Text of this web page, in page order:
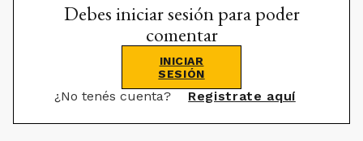
Debes iniciar sesión para poder
comentar
INICIAR
SESIÓN
¿No tenés cuenta? Registrate aquí